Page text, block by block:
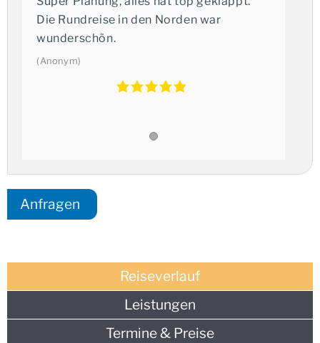
deutschsprachigen Reiseleiter stehen Ihnen zur Seite,
um Ihnen ein tiefes Verständnis für Land und Leute zu
vermitteln und Ihre Reise zu einem besonderen Erlebnis
zu machen.
Die Rundreise in den Norden war
wunderschön.
(Anonym)
Anfragen
Reiseverlauf
Leistungen
Termine & Preise